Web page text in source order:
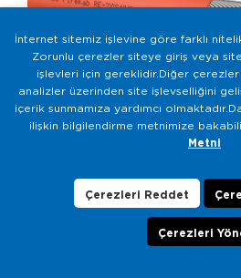
FireKab RE-
İnternet sitemiz işlevine göre farklı
Zorunlu çerezler siteye giriş veya
işlevleri için gereklidir.Diğer çerezler
analizler üzerinden site işlevselliğini
içerik sunmamıza yardımcı
ilişkin bilgilendirme metnimize
Metni
Çerezleri Reddet
Çerezleri